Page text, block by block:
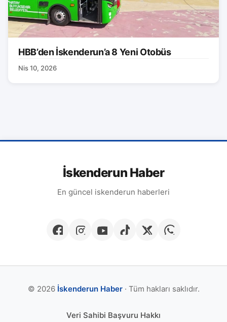
HBB’den İskenderun’a 8 Yeni Otobüs
Nis 10, 2026
İskenderun Haber
En güncel iskenderun haberleri
© 2026 İskenderun Haber· Tüm hakları saklıdır.
Veri Sahibi Başvuru Hakkı